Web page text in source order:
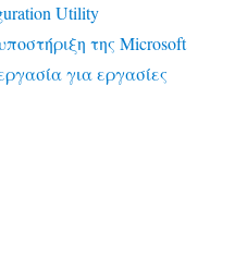
Utility
της Microsoft
για εργασίες